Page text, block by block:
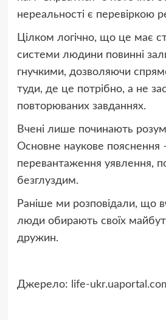
нереальності є перевіркою
Цілком логічно, що це має
системи людини повинні
гнучкими, дозволяючи
туди, де це потрібно, а не
повторюваних завданнях.
Вчені лише починають
Основне наукове пояснення
перевантаження уявлення,
безглуздим.
Раніше ми розповідали, що
люди обирають своїх
дружин.
Джерело: life-